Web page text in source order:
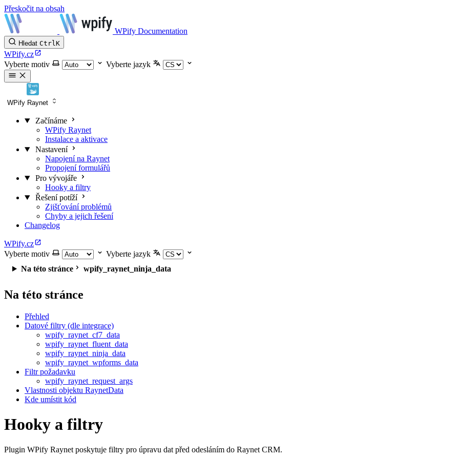
Přeskočit na obsah
WPify Documentation
Hledat CtrlK
WPify.cz
Vyberte motiv
Vyberte jazyk
WPify Raynet
Začínáme
WPify Raynet
Instalace a aktivace
Nastavení
Napojení na Raynet
Propojení formulářů
Pro vývojáře
Hooky a filtry
Řešení potíží
Zjišťování problémů
Chyby a jejich řešení
Changelog
WPify.cz
Vyberte motiv
Vyberte jazyk
Na této stránce
wpify_raynet_ninja_data
Na této stránce
Přehled
Datové filtry (dle integrace)
wpify_raynet_cf7_data
wpify_raynet_fluent_data
wpify_raynet_ninja_data
wpify_raynet_wpforms_data
Filtr požadavku
wpify_raynet_request_args
Vlastnosti objektu RaynetData
Kde umístit kód
Hooky a filtry
Plugin WPify Raynet poskytuje filtry pro úpravu dat před odesláním do Raynet CRM.